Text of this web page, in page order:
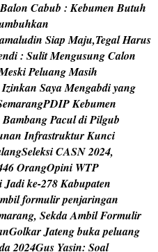
Balon Cabub : Kebumen Butuh
mbuhkan
amaludin Siap Maju,TegalHarus
ndi: SulitMengusungCalon
eskiPeluangMasih
Izinkan SayaMengabdiyang
emarangPDIPKebumen
BambangPaculdiPilgub
nan InfrastrukturKunci
langSeleksiCASN2024,
46OrangOpini WTP
iJadike-278Kabupaten
mbilformulirpenjaringan
arang, SekdaAmbilFormulir
nGolkarJatengbukapeluang
da2024Gus Yasin: Soal